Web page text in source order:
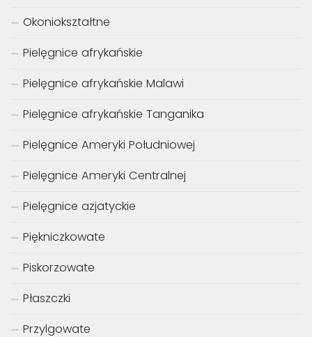
Okoniokształtne
Pielęgnice afrykańskie
Pielęgnice afrykańskie Malawi
Pielęgnice afrykańskie Tanganika
Pielęgnice Ameryki Południowej
Pielęgnice Ameryki Centralnej
Pielęgnice azjatyckie
Piękniczkowate
Piskorzowate
Płaszczki
Przylgowate